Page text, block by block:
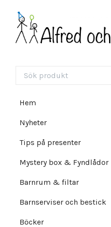
Hem
Nyheter
Tips på presenter
Mystery box & Fyndlådor
Barnrum & filtar
Barnserviser och bestick
Böcker